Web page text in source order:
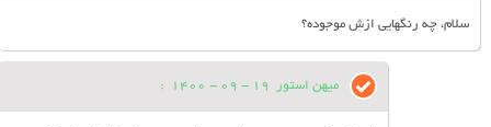
سلام، چه رنگهایی ازش موجوده؟
میهن استور 19 - 09 - 1400
: